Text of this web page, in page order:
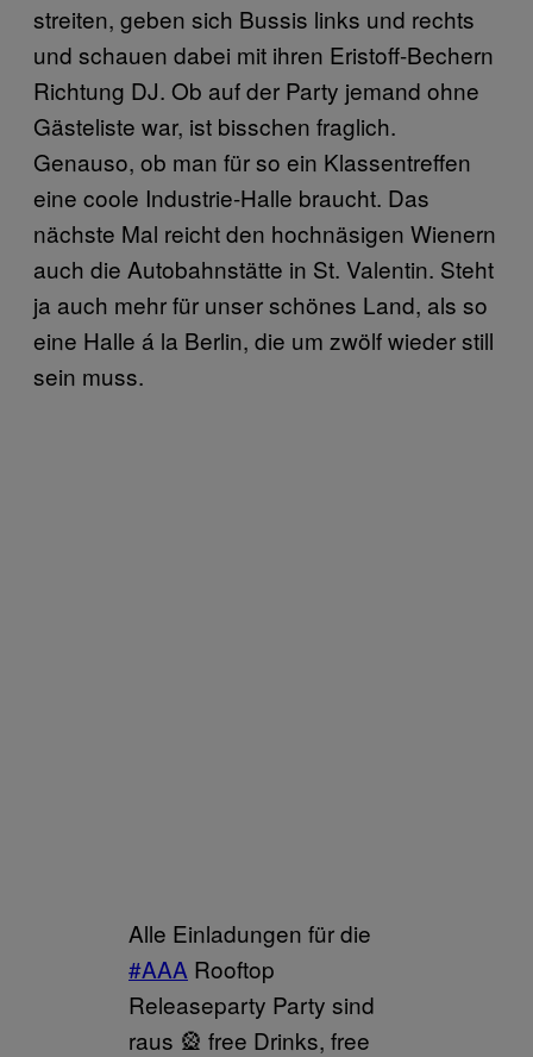
streiten, geben sich Bussis links und rechts
und schauen dabei mit ihren Eristoff-Bechern
Richtung DJ. Ob auf der Party jemand ohne
Gästeliste war, ist bisschen fraglich.
Genauso, ob man für so ein Klassentreffen
eine coole Industrie-Halle braucht. Das
nächste Mal reicht den hochnäsigen Wienern
auch die Autobahnstätte in St. Valentin. Steht
ja auch mehr für unser schönes Land, als so
eine Halle á la Berlin, die um zwölf wieder still
sein muss.
Alle Einladungen für die
#AAA Rooftop
Releaseparty Party sind
raus 🎡 free Drinks, free